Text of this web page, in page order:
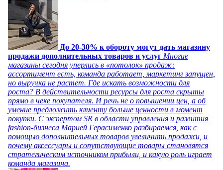
До 20-30% к обороту могут дать магазину
продажи дополнительных товаров и услуг Многие
магазины сегодня уперлись в «потолок» продаж:
ассортимент есть, команда работает, маркетинг запущен,
но выручка не растет. Где искать возможности для
роста? В действительности ресурсы для роста скрыты
прямо в чеке покупателя. И речь не о повышении цен, а об
умение предложить клиенту больше ценности в момент
покупки. С экспертом SR в области управления и развития
fashion-бизнеса Марией Герасименко разбираемся, как с
помощью дополнительных товаров увеличить продажи, и
почему аксессуары и сопутствующие товары становятся
стратегическим источником прибыли, и какую роль играет
команда магазина.